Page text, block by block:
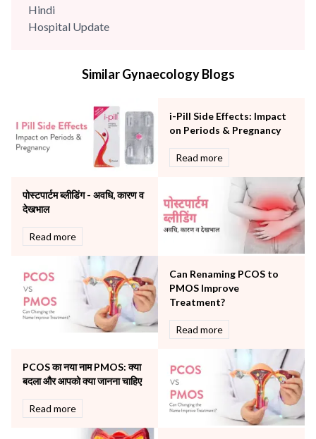
Hindi
Hospital Update
Mental Health
Neonatology & Paediatrics
Nephrology & Dialysis
Neurology
Other Services
Pulmonology
Rheumatology
Robotic Precision
The Breast Centre
The Oncology Centre
Urology
Women Wellness
Similar Gynaecology Blogs
i-Pill Side Effects: Impact
on Periods & Pregnancy
Read more
पोस्टपार्टम ब्लीडिंग - अवधि, कारण व
देखभाल
Read more
Can Renaming PCOS to
PMOS Improve
Treatment?
Read more
PCOS का नया नाम PMOS: क्या
बदला और आपको क्या जानना चाहिए
Read more